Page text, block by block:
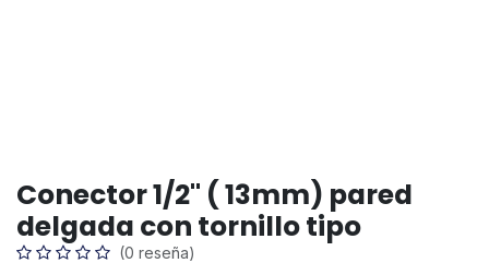
Conector 1/2" ( 13mm) pared
delgada con tornillo tipo
(0 reseña)